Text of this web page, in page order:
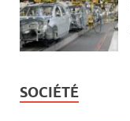
SOCIÉTÉ